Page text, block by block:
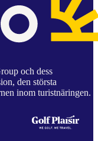
och dess
den största
inom turistnäringen.